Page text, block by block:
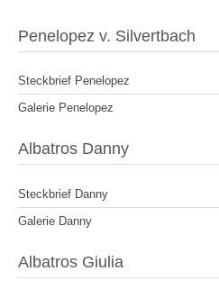
Penelopez v. Silvertbach
Steckbrief Penelopez
Galerie Penelopez
Albatros Danny
Steckbrief Danny
Galerie Danny
Albatros Giulia